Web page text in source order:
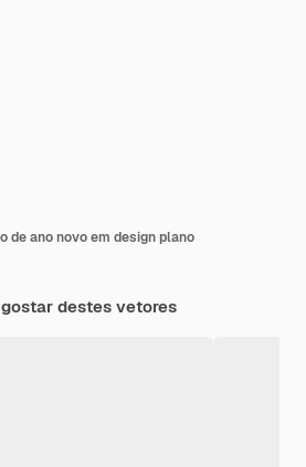
de ano novo em design plano
destes vetores